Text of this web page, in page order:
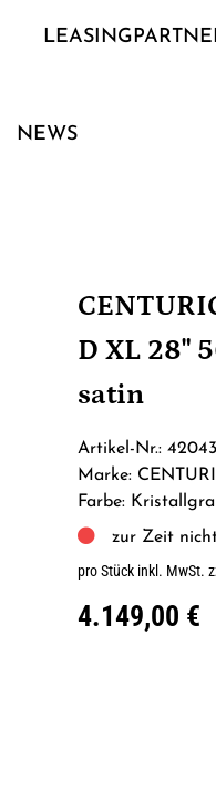
NEWS
D XL 28"
satin
Artikel-Nr.:
Marke:
Farbe:
zur Zeit
pro Stück inkl. MwSt.
4.149,00 €